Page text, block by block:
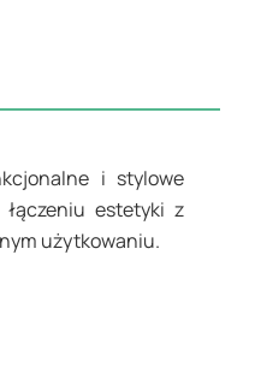
i stylowe
estetyki z
użytkowaniu.